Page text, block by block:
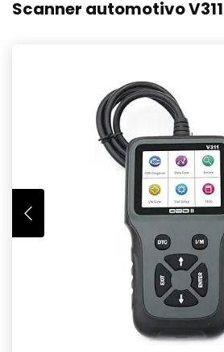
Scanner automotivo